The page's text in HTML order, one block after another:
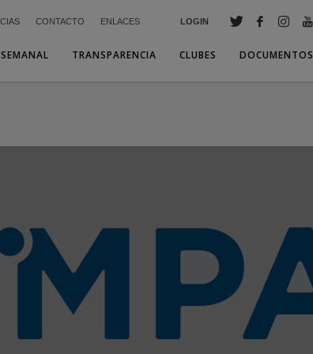
CONTACTO ENLACES LOGIN
TRANSPARENCIA CLUBES DOCUMENTOS